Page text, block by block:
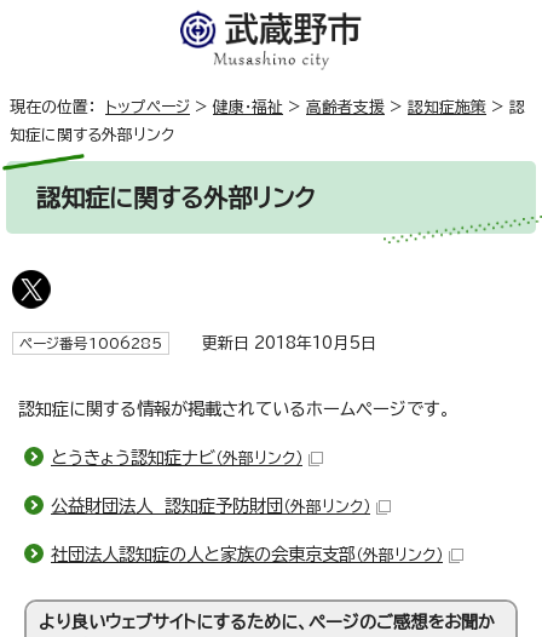
現在の位置： トップページ > 健康・福祉 > 高齢者支援 > 認知症施策 > 認
知症に関する外部リンク
認知症に関する外部リンク
ページ番号1006285 更新日 2018年10月5日
認知症に関する情報が掲載されているホームページです。
とうきょう認知症ナビ（外部リンク）
公益財団法人 認知症予防財団 （外部リンク）
社団法人認知症の人と家族の会東京支部 （外部リンク）
より良いウェブサイトにするために、ページのご感想をお聞か